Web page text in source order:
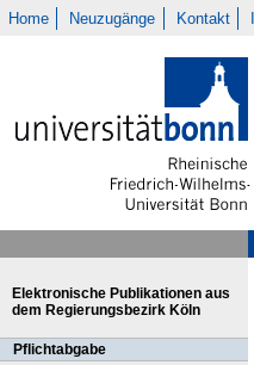
Home Neuzugänge Kontakt
Elektronische Publikationen aus
dem Regierungsbezirk Köln
Pflichtabgabe